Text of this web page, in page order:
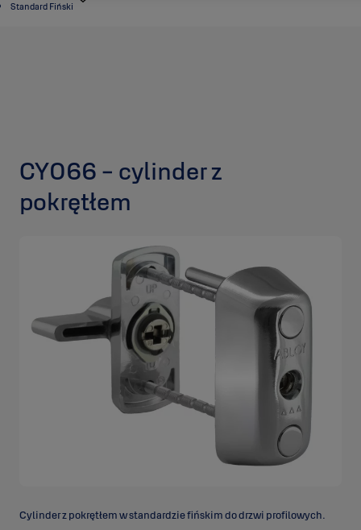
Standard Fiński
CY066 - cylinder z
pokrętłem
Cylinder z pokrętłem w standardzie fińskim do drzwi profilowych.